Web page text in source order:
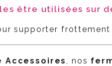
être utilisées sur
supporter
Accessoires, nos